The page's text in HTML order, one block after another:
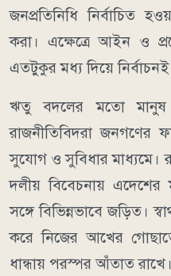
জনপ্রতিনিধি নির্বাচিত
করা। এক্ষেত্রে আইন ও
এতটুকুর মধ্য দিয়ে নির্বাচনই
ঋতু বদলের মতো মানুষ
রাজনীতিবিদরা জনগণের
সুযোগ ও সুবিধার মাধ্যমে।
দলীয় বিবেচনায় এদেশের
সঙ্গে বিভিন্নভাবে জড়িত।
করে নিজের আখের
ধান্ধায় পরস্পর আঁতাত রাখে।